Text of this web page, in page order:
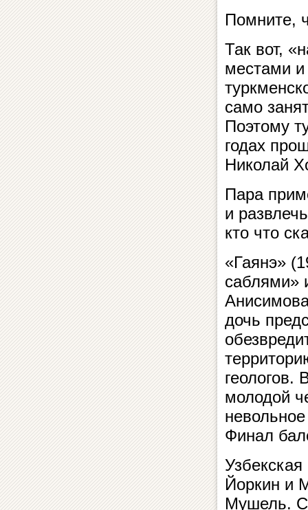
Помните,
Так вот,
местами и
само
Поэтому
годах
Николай
Пара
и
кто что
«Гаянэ»
саблями»
дочь
геологов.
молодой
Финал
Йоркин и
Мушель.